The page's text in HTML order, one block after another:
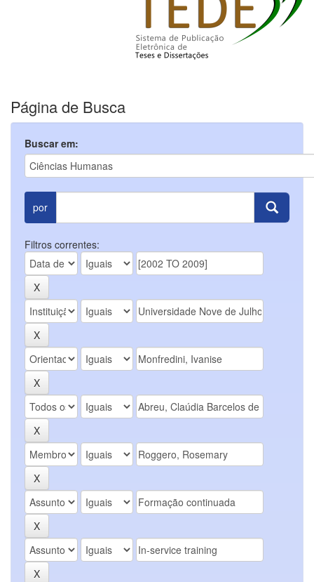
Página de Busca
Buscar em:
por
Filtros correntes: